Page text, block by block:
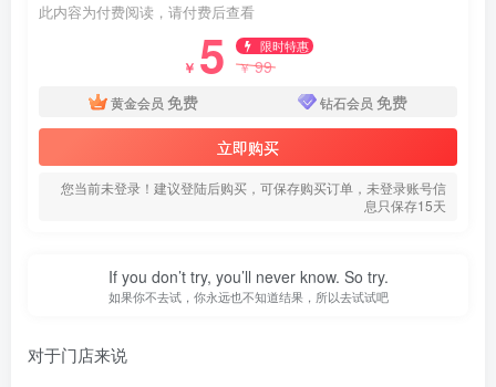
此内容为付费阅读，请付费后查看
￥ 5 限时特惠
￥99
黄金会员 免费 钻石会员 免费
立即购买
您当前未登录！建议登陆后购买，可保存购买订单，未登录账号信
息只保存15天
If you don’t try, you’ll never know. So try.
如果你不去试，你永远也不知道结果，所以去试试吧
对于门店来说